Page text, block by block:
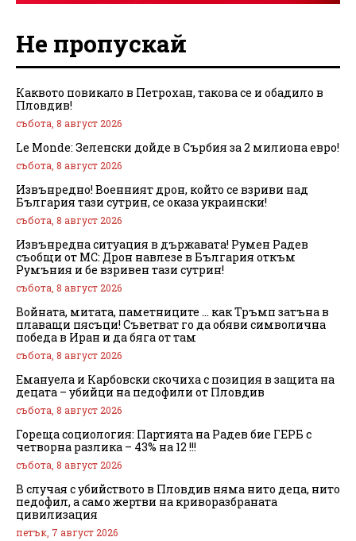
Не пропускай
Каквото повикало в Петрохан, такова се и обадило в
Пловдив!
събота, 8 август 2026
Le Monde: Зеленски дойде в Сърбия за 2 милиона евро!
събота, 8 август 2026
Извънредно! Военният дрон, който се взриви над
България тази сутрин, се оказа украински!
събота, 8 август 2026
Извънредна ситуация в държавата! Румен Радев
съобщи от МС: Дрон навлезе в България откъм
Румъния и бе взривен тази сутрин!
събота, 8 август 2026
Войната, митата, паметниците … как Тръмп затъна в
плаващи пясъци! Съветват го да обяви символична
победа в Иран и да бяга от там
събота, 8 август 2026
Емануела и Карбовски скочиха с позиция в защита на
децата – убийци на педофили от Пловдив
събота, 8 август 2026
Гореща социология: Партията на Радев бие ГЕРБ с
четворна разлика – 43% на 12 !!!
събота, 8 август 2026
В случая с убийството в Пловдив няма нито деца, нито
педофил, а само жертви на криворазбраната
цивилизация
петък, 7 август 2026